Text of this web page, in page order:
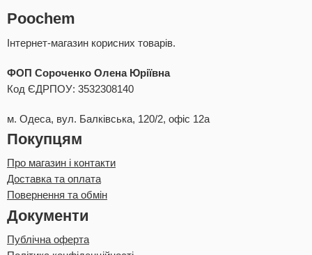
Poochem
Інтернет-магазин корисних товарів.
ФОП Сороченко Олена Юріївна
Код ЄДРПОУ: 3532308140
м. Одеса, вул. Балківська, 120/2, офіс 12а
Покупцям
Про магазин і контакти
Доставка та оплата
Повернення та обмін
Документи
Публічна оферта